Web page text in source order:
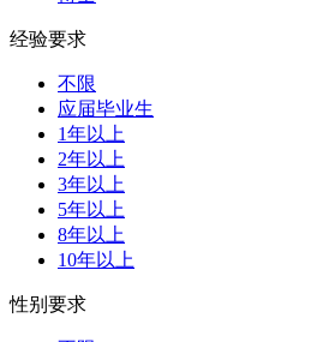
经验要求
不限
应届毕业生
1年以上
2年以上
3年以上
5年以上
8年以上
10年以上
性别要求